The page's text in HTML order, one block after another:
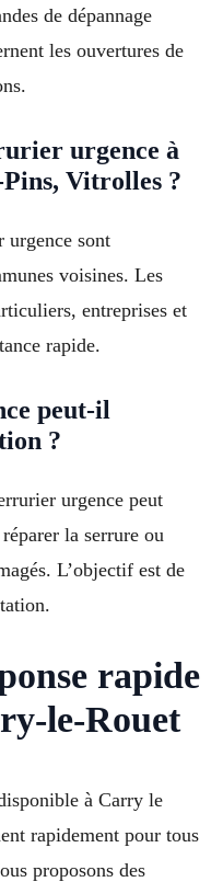
de dépannage
les ouvertures de
urgence à
Vitrolles ?
urgence sont
voisines. Les
entreprises et
rapide.
peut-il
?
urgence peut
la serrure ou
L’objectif est de
rapide
le-Rouet
à Carry le
rapidement pour tous
proposons des